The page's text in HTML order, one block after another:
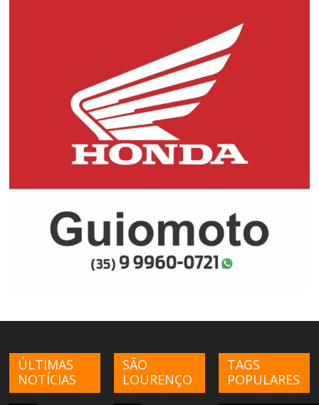
ÚLTIMAS
NOTÍCIAS
SÃO
LOURENÇO
TAGS
POPULARES